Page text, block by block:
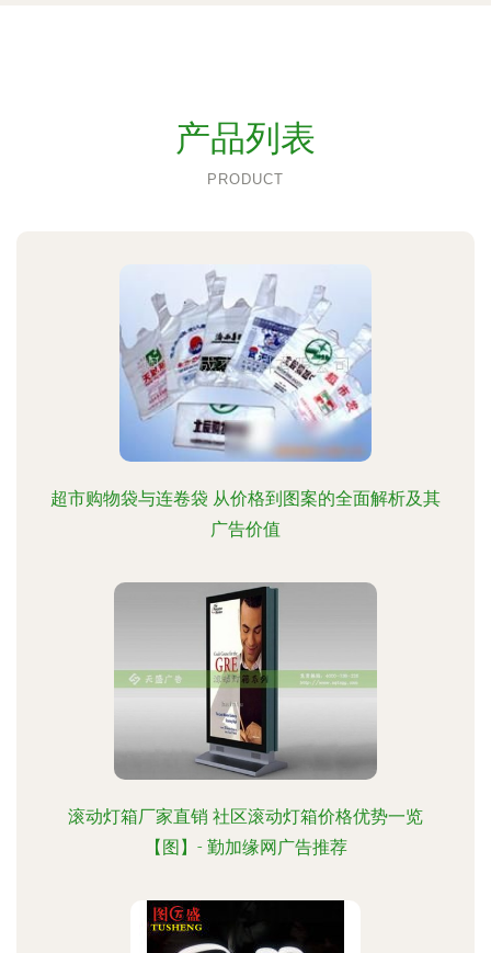
产品列表
PRODUCT
超市购物袋与连卷袋 从价格到图案的全面解析及其
广告价值
滚动灯箱厂家直销 社区滚动灯箱价格优势一览
【图】- 勤加缘网广告推荐